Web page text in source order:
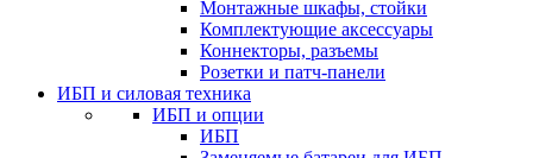
Монтажные шкафы, стойки
Комплектующие аксессуары
Коннекторы, разъемы
Розетки и патч-панели
ИБП и силовая техника
ИБП и опции
ИБП